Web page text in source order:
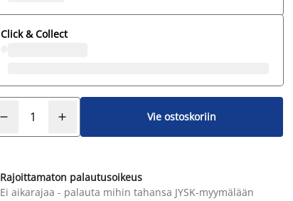
Click & Collect
Vie ostoskoriin
Rajoittamaton palautusoikeus
Ei aikarajaa - palauta mihin tahansa JYSK-myymälään